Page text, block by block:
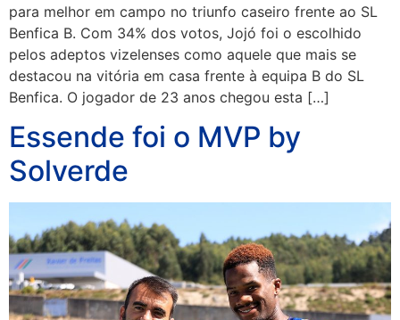
para melhor em campo no triunfo caseiro frente ao SL
Benfica B. Com 34% dos votos, Jojó foi o escolhido
pelos adeptos vizelenses como aquele que mais se
destacou na vitória em casa frente à equipa B do SL
Benfica. O jogador de 23 anos chegou esta […]
Essende foi o MVP by
Solverde